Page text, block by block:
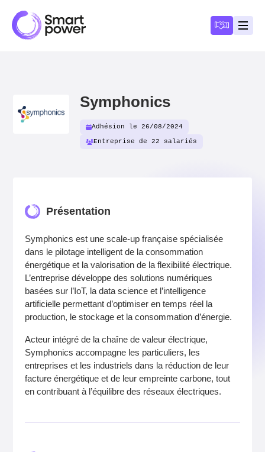
Devenir
Symphonics
Adhésion le 26/08/2024
Entreprise de 22 salariés
Présentation
Symphonics est une scale-up française spécialisée
dans le pilotage intelligent de la consommation
énergétique et la valorisation de la flexibilité électrique.
L’entreprise développe des solutions numériques
basées sur l’IoT, la data science et l’intelligence
artificielle permettant d’optimiser en temps réel la
production, le stockage et la consommation d’énergie.
Acteur intégré de la chaîne de valeur électrique,
Symphonics accompagne les particuliers, les
entreprises et les industriels dans la réduction de leur
facture énergétique et de leur empreinte carbone, tout
en contribuant à l’équilibre des réseaux électriques.